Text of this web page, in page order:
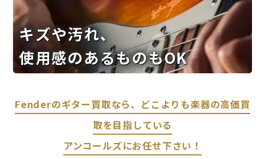
キズや汚れ、
使用感のあるものもOK
Fenderのギター買取なら、どこよりも楽器の高価買
取を目指している
アンコールズにお任せ下さい！